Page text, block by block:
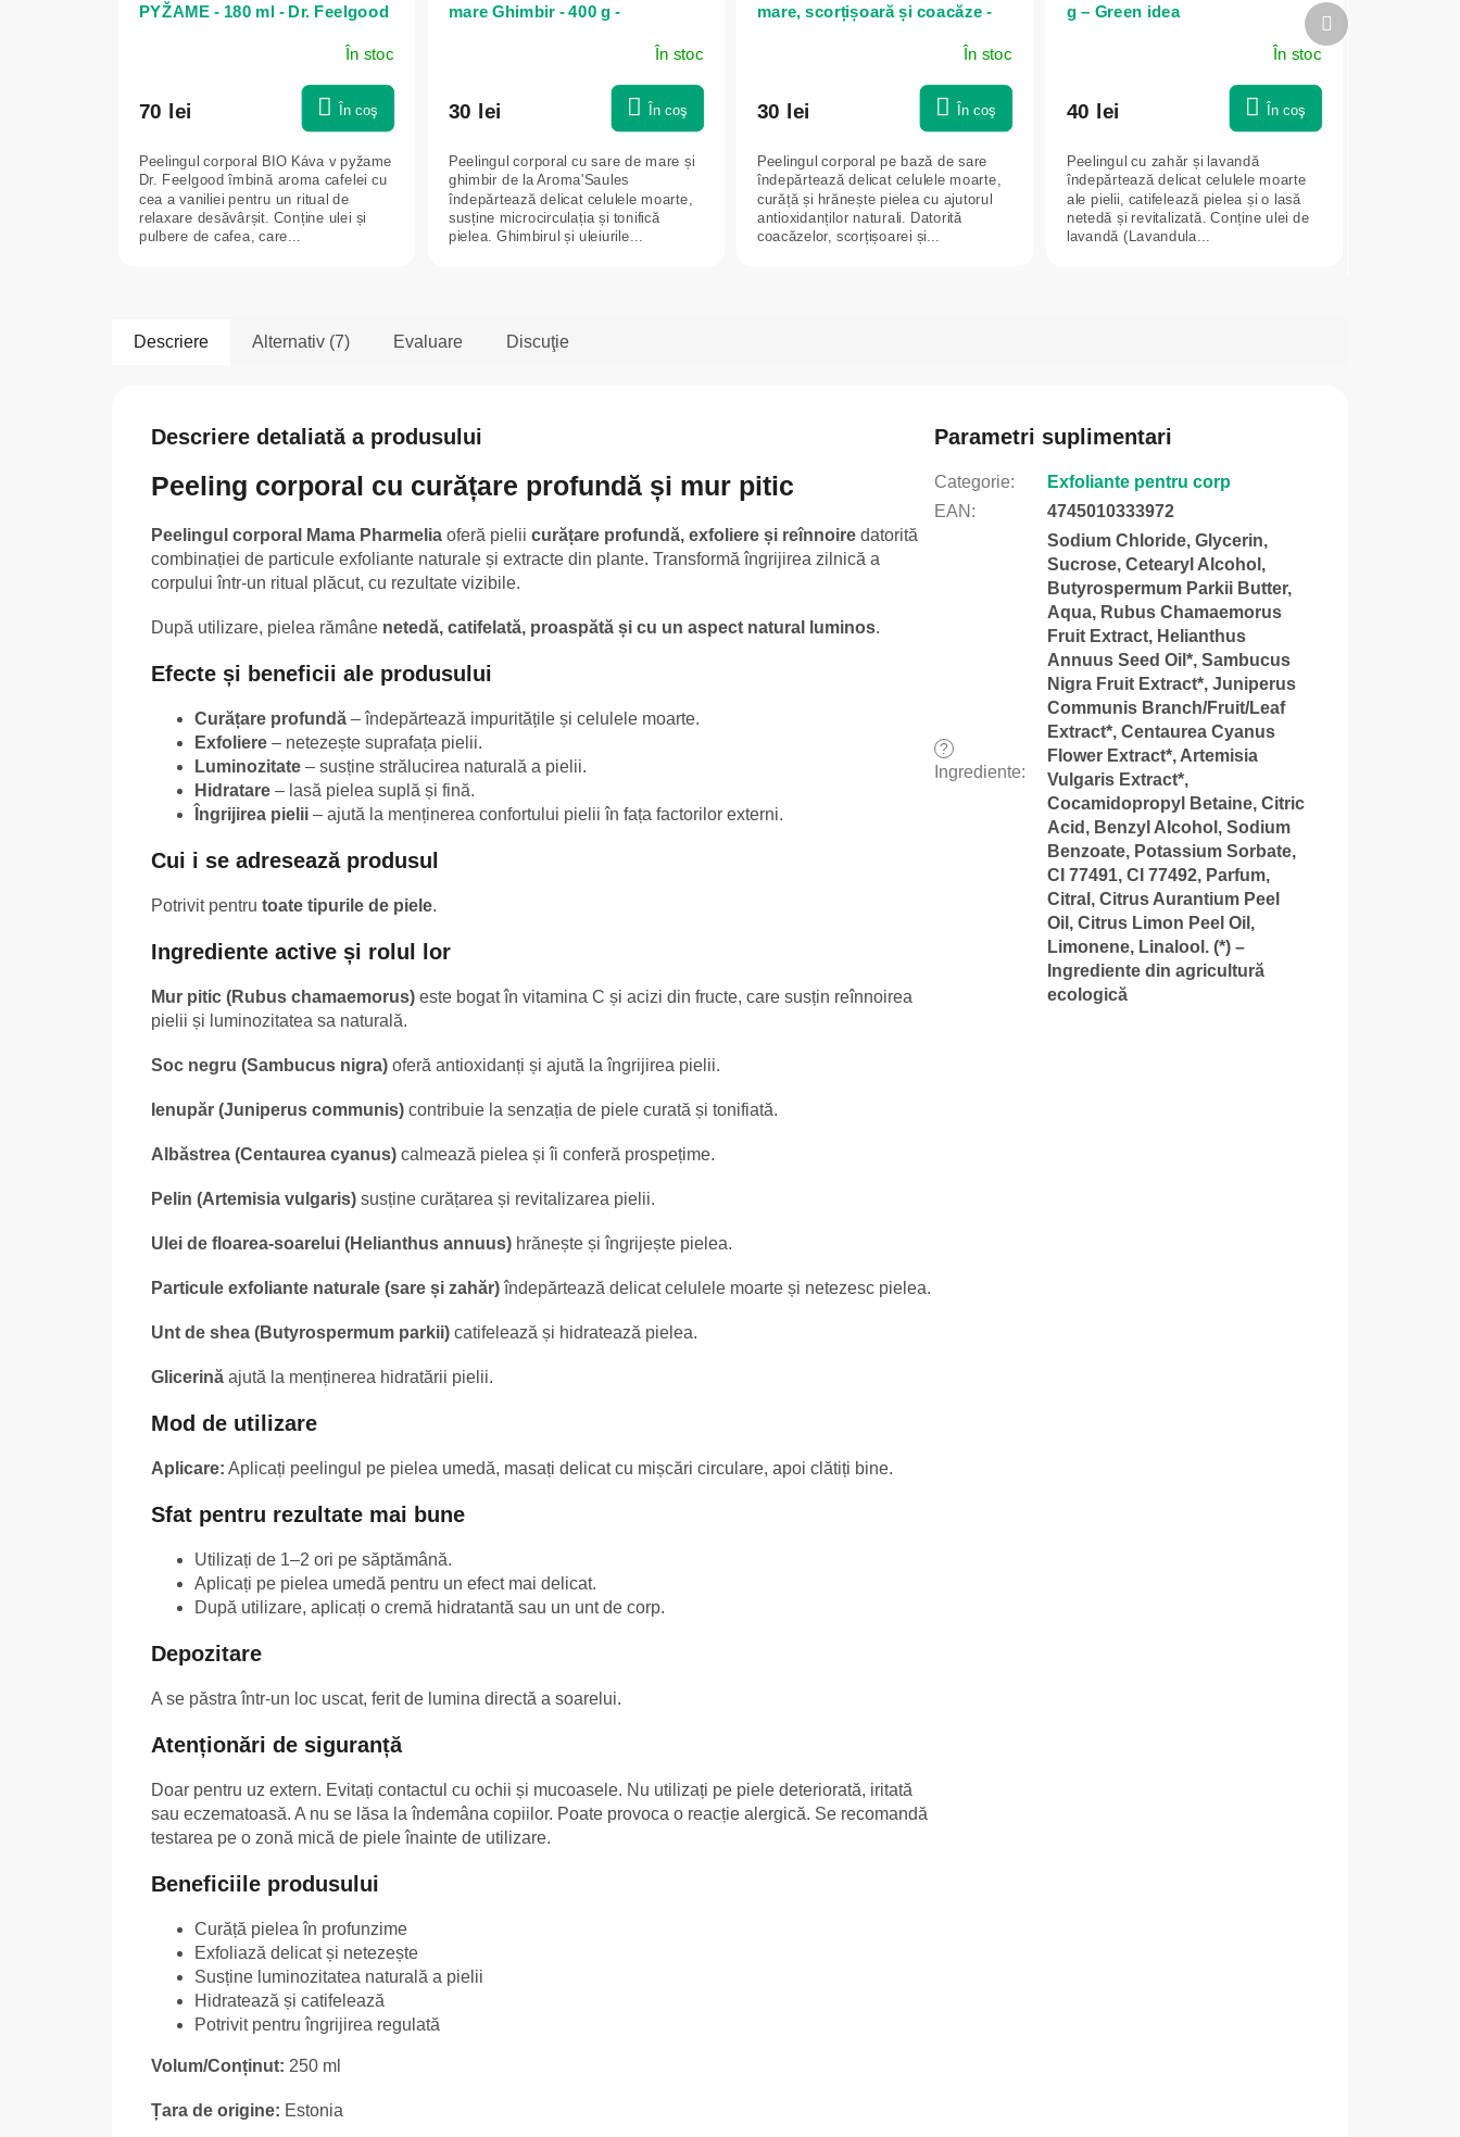
PYŽAME - 180 ml - Dr. Feelgood
În stoc
70 lei În coş
Peelingul corporal BIO Káva v pyžame
Dr. Feelgood îmbină aroma cafelei cu
cea a vaniliei pentru un ritual de
relaxare desăvârșit. Conține ulei și
pulbere de cafea, care...
mare Ghimbir - 400 g -
În stoc
30 lei În coş
Peelingul corporal cu sare de mare și
ghimbir de la Aroma'Saules
îndepărtează delicat celulele moarte,
susține microcirculația și tonifică
pielea. Ghimbirul și uleiurile...
mare, scorțișoară și coacăze -
În stoc
30 lei În coş
Peelingul corporal pe bază de sare
îndepărtează delicat celulele moarte,
curăță și hrănește pielea cu ajutorul
antioxidanților naturali. Datorită
coacăzelor, scorțișoarei și...
g – Green idea
În stoc
40 lei În coş
Peelingul cu zahăr și lavandă
îndepărtează delicat celulele moarte
ale pielii, catifelează pielea și o lasă
netedă și revitalizată. Conține ulei de
lavandă (Lavandula...
Produsul
următor
Descriere Alternativ (7) Evaluare Discuţie
Descriere detaliată a produsului
Peeling corporal cu curățare profundă și mur pitic
Peelingul corporal Mama Pharmelia oferă pielii curățare profundă, exfoliere și reînnoire datorită
combinației de particule exfoliante naturale și extracte din plante. Transformă îngrijirea zilnică a
corpului într-un ritual plăcut, cu rezultate vizibile.
După utilizare, pielea rămâne netedă, catifelată, proaspătă și cu un aspect natural luminos.
Efecte și beneficii ale produsului
Curățare profundă – îndepărtează impuritățile și celulele moarte.
Exfoliere – netezește suprafața pielii.
Luminozitate – susține strălucirea naturală a pielii.
Hidratare – lasă pielea suplă și fină.
Îngrijirea pielii – ajută la menținerea confortului pielii în fața factorilor externi.
Cui i se adresează produsul
Potrivit pentru toate tipurile de piele.
Ingrediente active și rolul lor
Mur pitic (Rubus chamaemorus) este bogat în vitamina C și acizi din fructe, care susțin reînnoirea
pielii și luminozitatea sa naturală.
Soc negru (Sambucus nigra) oferă antioxidanți și ajută la îngrijirea pielii.
Ienupăr (Juniperus communis) contribuie la senzația de piele curată și tonifiată.
Albăstrea (Centaurea cyanus) calmează pielea și îi conferă prospețime.
Pelin (Artemisia vulgaris) susține curățarea și revitalizarea pielii.
Ulei de floarea-soarelui (Helianthus annuus) hrănește și îngrijește pielea.
Particule exfoliante naturale (sare și zahăr)îndepărtează delicat celulele moarte și netezesc pielea.
Unt de shea (Butyrospermum parkii) catifelează și hidratează pielea.
Glicerină ajută la menținerea hidratării pielii.
Mod de utilizare
Aplicare: Aplicați peelingul pe pielea umedă, masați delicat cu mișcări circulare, apoi clătiți bine.
Sfat pentru rezultate mai bune
Utilizați de 1–2 ori pe săptămână.
Aplicați pe pielea umedă pentru un efect mai delicat.
După utilizare, aplicați o cremă hidratantă sau un unt de corp.
Depozitare
A se păstra într-un loc uscat, ferit de lumina directă a soarelui.
Atenționări de siguranță
Doar pentru uz extern. Evitați contactul cu ochii și mucoasele. Nu utilizați pe piele deteriorată, iritată
sau eczematoasă. A nu se lăsa la îndemâna copiilor. Poate provoca o reacție alergică. Se recomandă
testarea pe o zonă mică de piele înainte de utilizare.
Beneficiile produsului
Curăță pielea în profunzime
Exfoliază delicat și netezește
Susține luminozitatea naturală a pielii
Hidratează și catifelează
Potrivit pentru îngrijirea regulată
Volum/Conținut: 250 ml
Țara de origine: Estonia
Parametri suplimentari
Categorie:
Exfoliante pentru corp
EAN : 4745010333972
?
Ingrediente:
Sodium Chloride, Glycerin,
Sucrose, Cetearyl Alcohol,
Butyrospermum Parkii Butter,
Aqua, Rubus Chamaemorus
Fruit Extract, Helianthus
Annuus Seed Oil*, Sambucus
Nigra Fruit Extract*, Juniperus
Communis Branch/Fruit/Leaf
Extract*, Centaurea Cyanus
Flower Extract*, Artemisia
Vulgaris Extract*,
Cocamidopropyl Betaine, Citric
Acid, Benzyl Alcohol, Sodium
Benzoate, Potassium Sorbate,
CI 77491, CI 77492, Parfum,
Citral, Citrus Aurantium Peel
Oil, Citrus Limon Peel Oil,
Limonene, Linalool. (*) –
Ingrediente din agricultură
ecologică